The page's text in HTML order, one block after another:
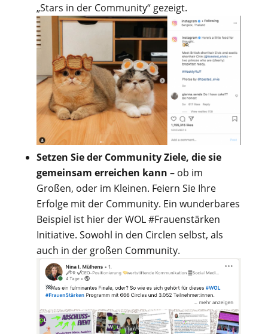
„Stars in der Community“ gezeigt.
Setzen Sie der Community Ziele, die sie
gemeinsam erreichen kann – ob im
Großen, oder im Kleinen. Feiern Sie Ihre
Erfolge mit der Community. Ein wunderbares
Beispiel ist hier der WOL #Frauenstärken
Initiative. Sowohl in den Circlen selbst, als
auch in der großen Community.